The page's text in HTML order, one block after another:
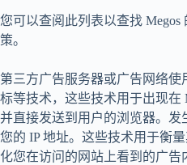
您可以查阅此列表以查找
策。
第三方广告服务器或广告网络使
标等技术，这些技术用于出现在
并直接发送到用户的浏览器。
您的 IP 地址。这些技术用于衡
化您在访问的网站上看到的广告